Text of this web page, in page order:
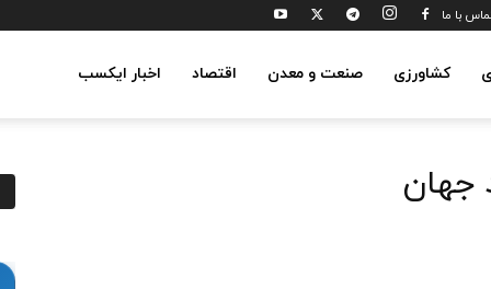
با ما
اخبار ایکسب اقتصاد صنعت و معدن کشاورزی
جهان